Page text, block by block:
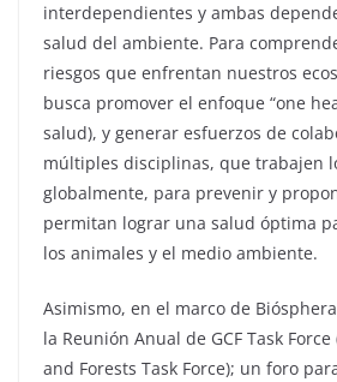
interdependientes y ambas
salud del ambiente. Para
riesgos que enfrentan nuestros
busca promover el enfoque “one
salud), y generar esfuerzos de
múltiples disciplinas, que trabajen
globalmente, para prevenir y
permitan lograr una salud óptima
los animales y el medio ambiente.
Asimismo, en el marco de
la Reunión Anual de GCF Task Force
and Forests Task Force); un foro